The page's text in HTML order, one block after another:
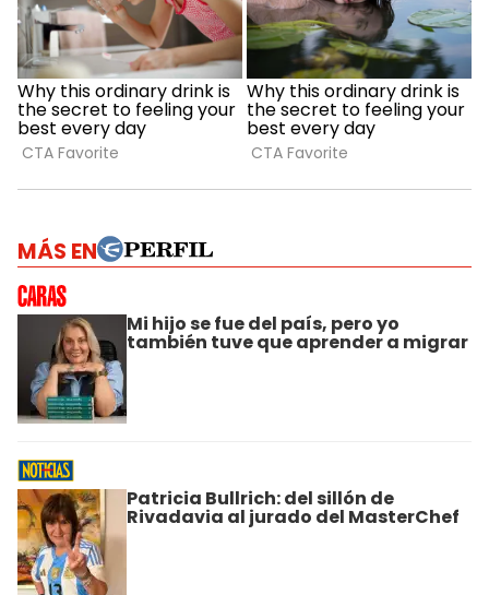
MÁS EN
Mi hijo se fue del país, pero yo
también tuve que aprender a migrar
Patricia Bullrich: del sillón de
Rivadavia al jurado del MasterChef